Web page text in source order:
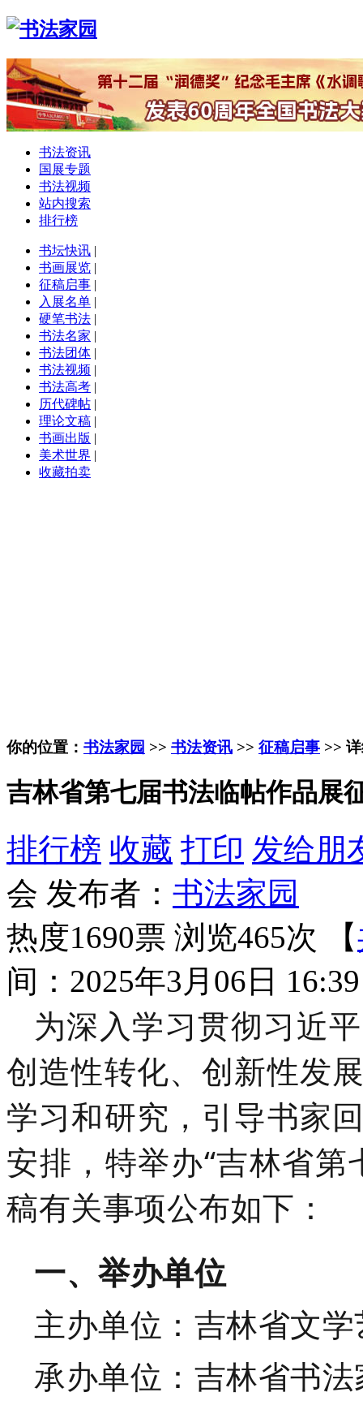
书法资讯
国展专题
书法视频
站内搜索
排行榜
书坛快讯 |
书画展览 |
征稿启事 |
入展名单 |
硬笔书法 |
书法名家 |
书法团体 |
书法视频 |
书法高考 |
历代碑帖 |
理论文稿 |
书画出版 |
美术世界 |
收藏拍卖
你的位置： 书法家园 >> 书法资讯 >> 征稿启事 >>
吉林省第七届书法临帖作品展
排行榜 收藏 打印 发给朋
会 发布者： 书法家园
热度1690票 浏览465次 【
间：2025年3月06日 16:39
为深入学习贯彻习近
创造性转化、创新性发
学习和研究，引导书家
安排，特举办“吉林省
稿有关事项公布如下：
一、举办单位
主办单位：吉林省文
承办单位：吉林省书